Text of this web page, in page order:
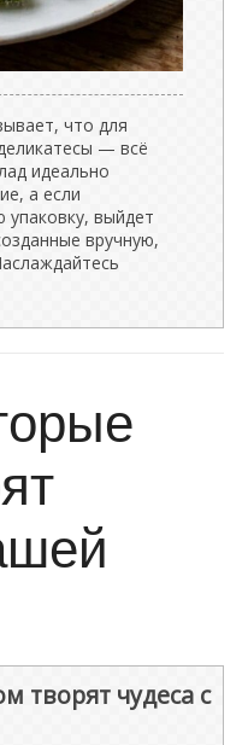
что для
— всё
идеально
а если
упаковку, выйдет
вручную,
творят чудеса с